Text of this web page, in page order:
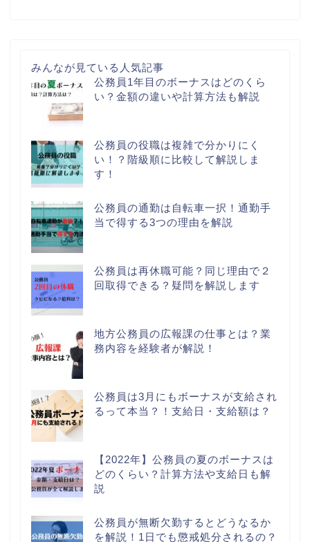
みんなが見ている人気記事
公務員1年目のボーナスはどのくら
い？金額の違いや計算方法も解説
公務員の役職は複雑で分かりにく
い！？階級順に比較して解説しま
す！
公務員の通勤は自転車一択！通勤手
当で得する3つの理由を解説
公務員は再休職可能？同じ理由で２
回取得できる？疑問を解説します
地方公務員の広報課の仕事とは？業
務内容を経験者が解説！
公務員は3月にもボーナスが支給され
るって本当？！支給日・支給額は？
【2022年】公務員の夏のボーナスは
どのくらい？計算方法や支給日も解
説
公務員が無断欠勤するとどうなるか
を解説！1日でも懲戒処分されるの？